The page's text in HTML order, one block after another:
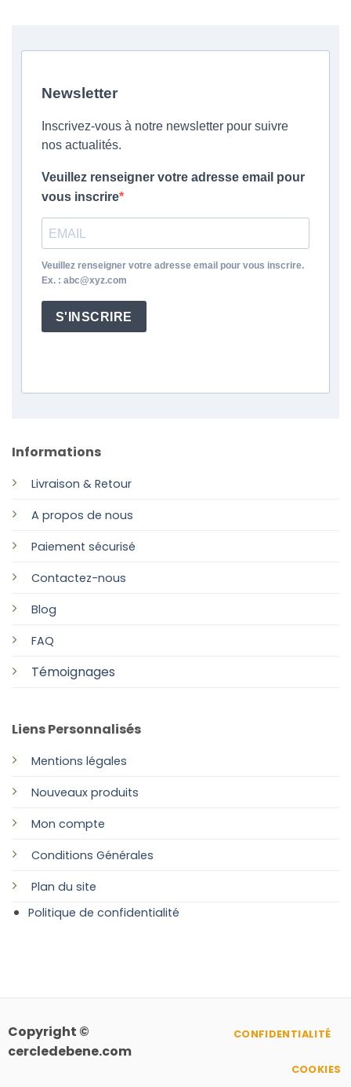
Informations
Livraison & Retour
A propos de nous
Paiement sécurisé
Contactez-nous
Blog
FAQ
Témoignages
Liens Personnalisés
Mentions légales
Nouveaux produits
Mon compte
Conditions Générales
Plan du site
Politique de confidentialité
Newsletter
Inscrivez-vous à notre newsletter pour suivre
nos actualités.
Veuillez renseigner votre adresse email pour
vous inscrire
Veuillez renseigner votre adresse email pour vous inscrire.
Ex. : abc@xyz.com
S'INSCRIRE
Copyright ©
cercledebene.com
CONFIDENTIALITÉ
COOKIES